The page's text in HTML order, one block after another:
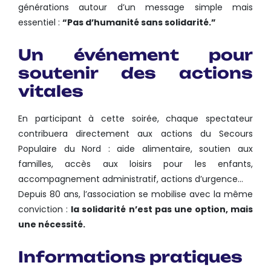
générations autour d’un message simple mais
essentiel : “Pas d’humanité sans solidarité.”
Un événement pour
soutenir des actions
vitales
En participant à cette soirée, chaque spectateur
contribuera directement aux actions du Secours
Populaire du Nord : aide alimentaire, soutien aux
familles, accès aux loisirs pour les enfants,
accompagnement administratif, actions d’urgence…
Depuis 80 ans, l’association se mobilise avec la même
conviction : la solidarité n’est pas une option, mais
une nécessité.
Informations pratiques